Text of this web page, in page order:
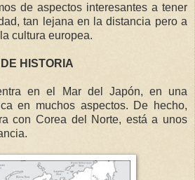
de aspectos interesantes a tener
tan lejana en la distancia pero a
cultura europea.
HISTORIA
en el Mar del Japón, en una
en muchos aspectos. De hecho,
con Corea del Norte, está a unos